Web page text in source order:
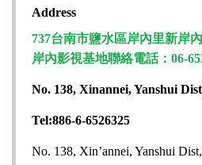
Address
737台南市鹽水區岸內里新岸
岸內影視基地聯絡電話：06-
No. 138, Xinannei, Yanshui
Tel:886-6-6526325
No. 138, Xin’annei, Yanshui